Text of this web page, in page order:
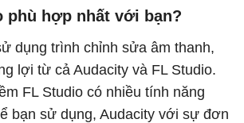
phù hợp nhất với bạn?
dụng trình chỉnh sửa âm thanh,
lợi từ cả Audacity và FL Studio.
FL Studio có nhiều tính năng
bạn sử dụng, Audacity với sự đơn